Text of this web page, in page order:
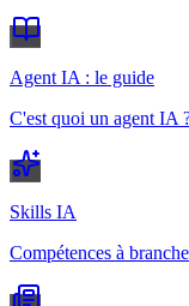
Agent IA : le guide
C'est quoi un agent IA
Skills IA
Compétences à